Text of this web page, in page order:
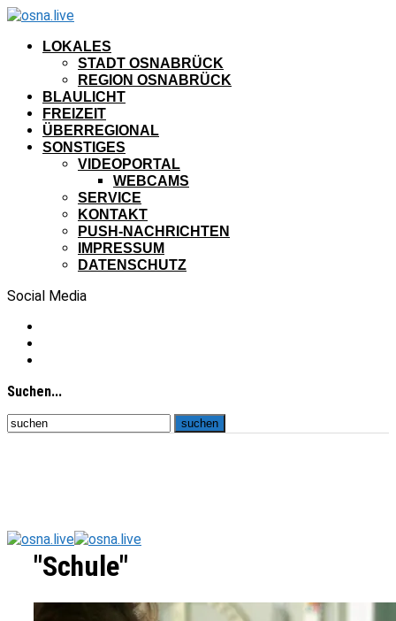
LOKALES
STADT OSNABRÜCK
REGION OSNABRÜCK
BLAULICHT
FREIZEIT
ÜBERREGIONAL
SONSTIGES
VIDEOPORTAL
WEBCAMS
SERVICE
KONTAKT
PUSH-NACHRICHTEN
IMPRESSUM
DATENSCHUTZ
Social Media
Suchen...
"Schule"